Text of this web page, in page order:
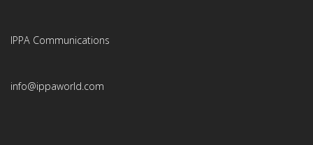
IPPA Communications
info@ippaworld.com